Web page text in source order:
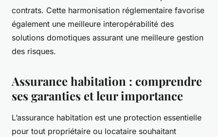
contrats. Cette harmonisation réglementaire favorise
également une meilleure interopérabilité des
solutions domotiques assurant une meilleure gestion
des risques.
Assurance habitation : comprendre
ses garanties et leur importance
L’assurance habitation est une protection essentielle
pour tout propriétaire ou locataire souhaitant